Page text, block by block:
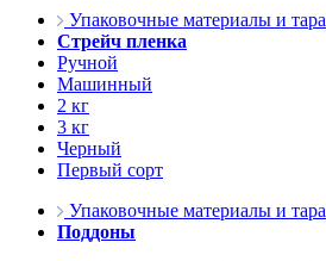
Упаковочные материалы и тара
Стрейч пленка
Ручной
Машинный
2 кг
3 кг
Черный
Первый сорт
Упаковочные материалы и тара
Поддоны